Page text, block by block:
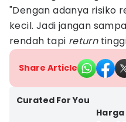
"Dengan adanya risiko
kecil. Jadi jangan
rendah tapi return
Share Article
Curated For You